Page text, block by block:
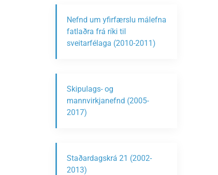
Nefnd um yfirfærslu málefna
fatlaðra frá ríki til
sveitarfélaga (2010-2011)
Skipulags- og
mannvirkjanefnd (2005-
2017)
Staðardagskrá 21 (2002-
2013)